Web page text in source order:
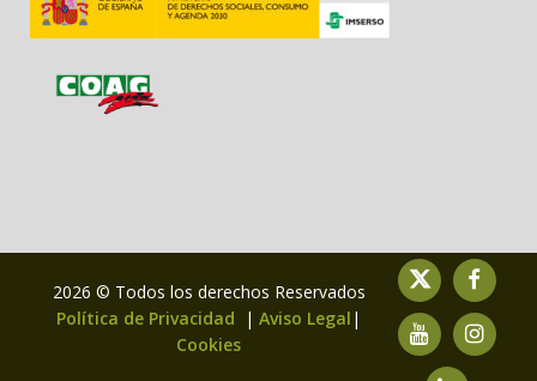
2026 © Todos los derechos Reservados
Política de Privacidad
| Aviso Legal |
Cookies